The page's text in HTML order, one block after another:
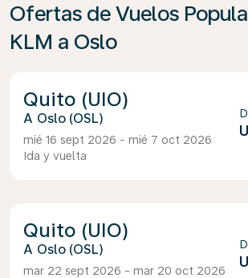
Ofertas de Vuelos
KLM a Oslo
Quito (UIO)
Oslo (OSL)
mié 16 sept 2026 - mié 7 oct 2026
Ida y vuelta
Quito (UIO)
Oslo (OSL)
mar 22 sept 2026 - mar 20 oct 2026